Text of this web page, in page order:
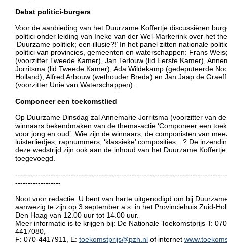
Debat politici-burgers
Voor de aanbieding van het Duurzame Koffertje discussiëren
politici onder leiding van Ineke van der Wel-Markerink over het
‘Duurzame politiek; een illusie?!’ In het panel zitten nationale
politici van provincies, gemeenten en waterschappen: Frans
(voorzitter Tweede Kamer), Jan Terlouw (lid Eerste Kamer),
Jorritsma (lid Tweede Kamer), Ada Wildekamp (gedeputeerde
Holland), Alfred Arbouw (wethouder Breda) en Jan Jaap de Graeff
(voorzitter Unie van Waterschappen).
Componeer een toekomstlied
Op Duurzame Dinsdag zal Annemarie Jorritsma (voorzitter van
winnaars bekendmaken van de thema-actie ‘Componeer een
voor jong en oud’. Wie zijn de winnaars, de componisten van
luisterliedjes, rapnummers, ‘klassieke’ composities…? De
deze wedstrijd zijn ook aan de inhoud van het Duurzame Koffertje
toegevoegd.
------------------
Noot voor redactie: U bent van harte uitgenodigd om bij
aanwezig te zijn op 3 september a.s. in het Provinciehuis Zuid-
Den Haag van 12.00 uur tot 14.00 uur.
Meer informatie is te krijgen bij: De Nationale Toekomstprijs T:
4417080,
F: 070-4417911, E: toekomstprijs@pzh.nl of internet